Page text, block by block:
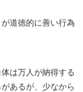
道徳的に善い行為
は万人が納得する
あるが、少なから